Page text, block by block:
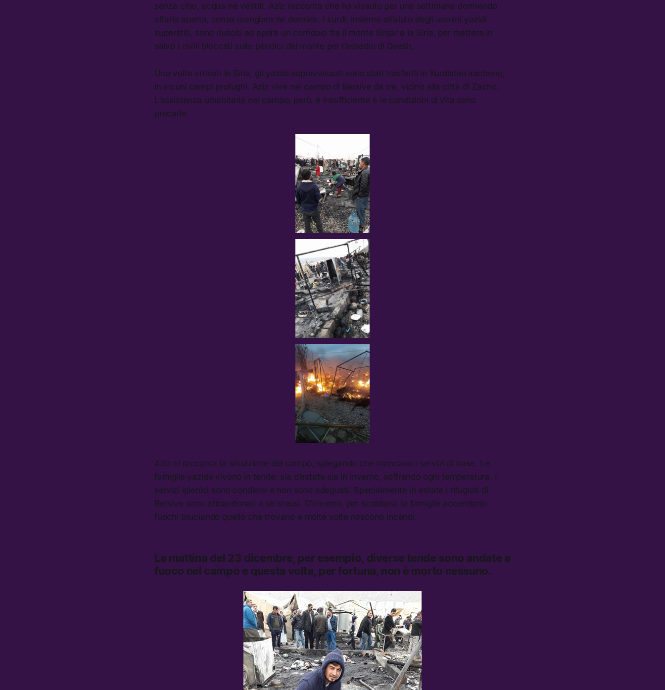
senza cibo, acqua né vestiti. Aziz racconta che ha vissuto per una settimana dormendo
all’aria aperta, senza mangiare né dormire. I kurdi, insieme all’aiuto degli uomini yazidi
superstiti, sono riusciti ad aprire un corridoio fra il monte Sinjar e la Siria, per mettere in
salvo i civili bloccati sulle pendici del monte per l’assedio di Daesh.
Una volta arrivati in Siria, gli yazidi sopravvissuti sono stati trasferiti in Kurdistan iracheno,
in alcuni campi profughi. Aziz vive nel campo di Bersive da tre, vicino alla città di Zacho.
L’assistenza umanitaria nel campo, però, è insufficiente e le condizioni di vita sono
precarie.
Aziz ci racconta la situazione del campo, spiegando che mancano i servizi di base. Le
famiglie yazide vivono in tende, sia d’estate sia in inverno, soffrendo ogni temperatura. I
servizi igienici sono condivisi e non sono adeguati. Specialmente in estate i rifugiati di
Bersive sono abbandonati a se stessi. D’inverno, per scaldarsi, le famiglie accendono
fuochi bruciando quello che trovano e molte volte nascono incendi.
La mattina del 23 dicembre, per esempio, diverse tende sono andate a
fuoco nel campo e questa volta, per fortuna, non è morto nessuno.